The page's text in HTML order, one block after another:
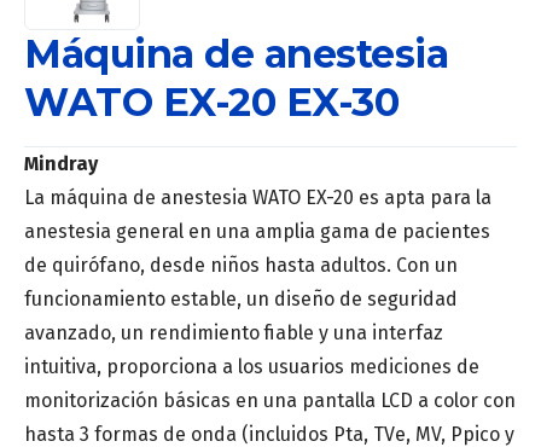
Máquina de anestesia
WATO EX-20 EX-30
Mindray
La máquina de anestesia WATO EX-20 es apta para la
anestesia general en una amplia gama de pacientes
de quirófano, desde niños hasta adultos. Con un
funcionamiento estable, un diseño de seguridad
avanzado, un rendimiento fiable y una interfaz
intuitiva, proporciona a los usuarios mediciones de
monitorización básicas en una pantalla LCD a color con
hasta 3 formas de onda (incluidos Pta, TVe, MV, Ppico y